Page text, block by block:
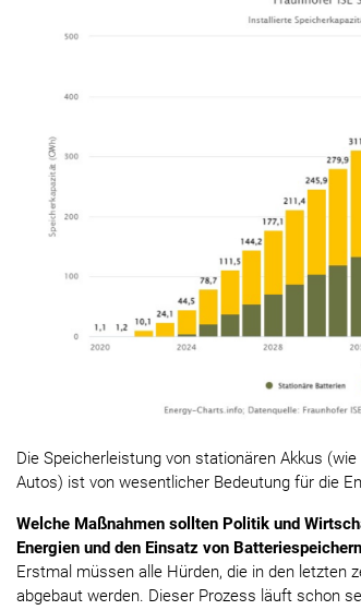
Die Speicherleistung von stationären Akkus
Autos) ist von wesentlicher Bedeutung für die
Welche Maßnahmen sollten Politik und
Energien und den Einsatz von
Erstmal müssen alle Hürden, die in den letzten
abgebaut werden. Dieser Prozess läuft schon